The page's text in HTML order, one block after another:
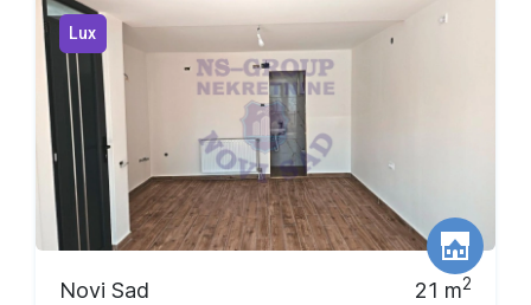
Lux
Novi Sad 21 m2